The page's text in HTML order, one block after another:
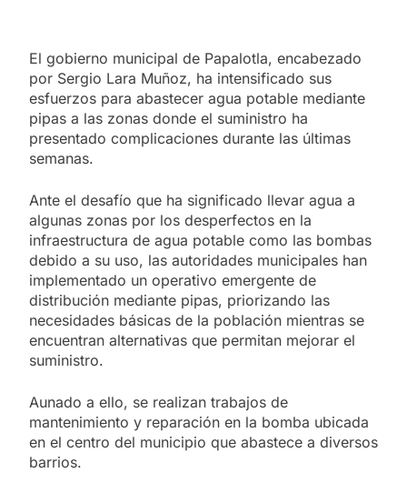
El gobierno municipal de Papalotla, encabezado
por Sergio Lara Muñoz, ha intensificado sus
esfuerzos para abastecer agua potable mediante
pipas a las zonas donde el suministro ha
presentado complicaciones durante las últimas
semanas.
Ante el desafío que ha significado llevar agua a
algunas zonas por los desperfectos en la
infraestructura de agua potable como las bombas
debido a su uso, las autoridades municipales han
implementado un operativo emergente de
distribución mediante pipas, priorizando las
necesidades básicas de la población mientras se
encuentran alternativas que permitan mejorar el
suministro.
Aunado a ello, se realizan trabajos de
mantenimiento y reparación en la bomba ubicada
en el centro del municipio que abastece a diversos
barrios.